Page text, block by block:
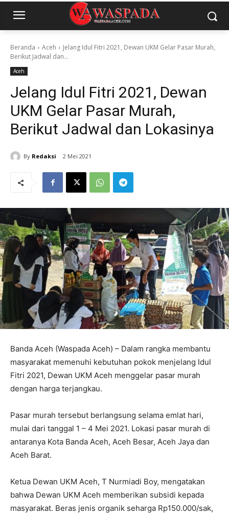
Beranda Aceh
Jelang Idul Fitri 2021, Dewan UKM Gelar Pasar Murah,
Berikut Jadwal dan...
Aceh
Jelang Idul Fitri 2021, Dewan
UKM Gelar Pasar Murah,
Berikut Jadwal dan Lokasinya
By Redaksi 2 Mei 2021
Banda Aceh (Waspada Aceh) – Dalam rangka membantu
masyarakat memenuhi kebutuhan pokok menjelang Idul
Fitri 2021, Dewan UKM Aceh menggelar pasar murah
dengan harga terjangkau.
Pasar murah tersebut berlangsung selama emlat hari,
mulai dari tanggal 1 – 4 Mei 2021. Lokasi pasar murah di
antaranya Kota Banda Aceh, Aceh Besar, Aceh Jaya dan
Aceh Barat.
Ketua Dewan UKM Aceh, T Nurmiadi Boy, mengatakan
bahwa Dewan UKM Aceh memberikan subsidi kepada
masyarakat. Beras jenis organik seharga Rp150.000/sak,